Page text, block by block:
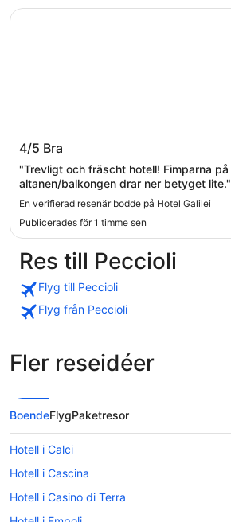
Hotel Galilei
4/5 Bra
"Trevligt och fräscht hotell! Fimparna på
altanen/balkongen drar ner betyget lite."
En verifierad resenär bodde på Hotel Galilei
Publicerades för 1 timme sen
Hotel Galilei
Res till Peccioli
Flyg till Peccioli
Flyg från Peccioli
Fler reseidéer
BoendeFlygPaketresor
Hotell i Calci
Hotell i Cascina
Hotell i Casino di Terra